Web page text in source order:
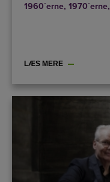
1960´erne, 1970´erne,
LÆS MERE